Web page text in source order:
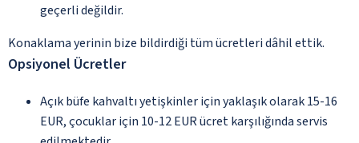
geçerli değildir.
Konaklama yerinin bize bildirdiği tüm ücretleri dâhil ettik.
Opsiyonel Ücretler
Açık büfe kahvaltı yetişkinler için yaklaşık olarak 15-16
EUR, çocuklar için 10-12 EUR ücret karşılığında servis